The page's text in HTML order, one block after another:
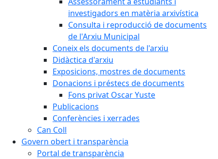
investigadors en matèria arxivística
Consulta i reproducció de documents
de l'Arxiu Municipal
Coneix els documents de l'arxiu
Didàctica d'arxiu
Exposicions, mostres de documents
Donacions i préstecs de documents
Fons privat Oscar Yuste
Publicacions
Conferències i xerrades
Can Coll
Govern obert i transparència
Portal de transparència